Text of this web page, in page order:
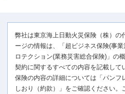
弊社は東京海上日動火災保険（株）の
ージの情報は、「超ビジネス保険(事
ロテクション(業務災害総合保険)」の
契約に関するすべての内容を記載して
保険の内容の詳細については「パンフ
しおり（約款）」をご確認ください。